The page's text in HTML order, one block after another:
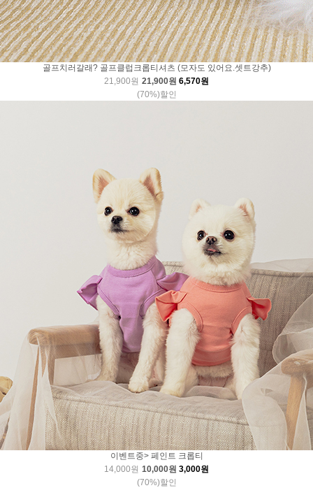
골프치러갈래? 골프클럽크롭티셔츠 (모자도 있어요.셋트강추)
21,900원 21,900원 6,570원
(70%)할인
이벤트중> 페인트 크롭티
14,000원 10,000원 3,000원
(70%)할인